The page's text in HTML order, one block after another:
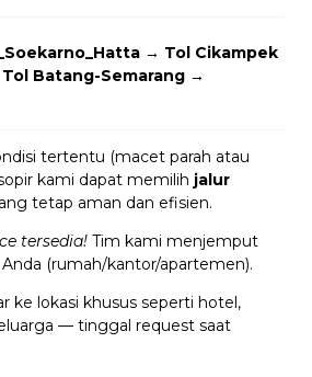
→ Tol Cikampek
Batang-Semarang →
tertentu (macet parah atau
kami dapat memilih jalur
tetap aman dan efisien.
tersedia! Tim kami menjemput
(rumah/kantor/apartemen).
ke lokasi khusus seperti hotel,
— tinggal request saat